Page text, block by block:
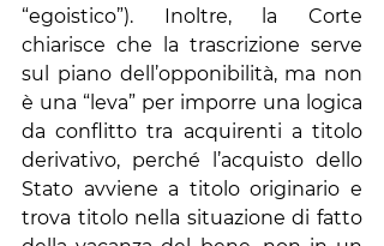
“egoistico”). Inoltre, la Corte
chiarisce che la trascrizione serve
sul piano dell’opponibilità, ma non
è una “leva” per imporre una logica
da conflitto tra acquirenti a titolo
derivativo, perché l’acquisto dello
Stato avviene a titolo originario e
trova titolo nella situazione di fatto